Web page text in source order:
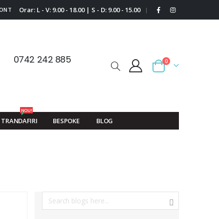
Orar: L - V: 9.00 - 18.00 | S - D: 9.00 - 15.00 |
0742 242 885
Cart
0
TRANDAFIRI
NOU!
BESPOKE BLOG